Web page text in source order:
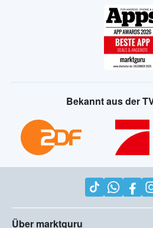
Bekannt aus der
Über marktguru